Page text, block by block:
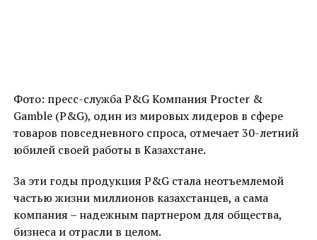
Фото: пресс-служба P&G Компания Procter &
Gamble (P&G), один из мировых лидеров в сфере
товаров повседневного спроса, отмечает 30-летний
юбилей своей работы в Казахстане.
За эти годы продукция P&G стала неотъемлемой
частью жизни миллионов казахстанцев, а сама
компания – надежным партнером для общества,
бизнеса и отрасли в целом.